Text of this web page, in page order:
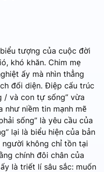
tượng của cuộc đời
khó khăn. Chim mẹ
ấy mà nhìn thẳng
đối diện. Điệp cấu trúc
/ và con tự sống” vừa
như niềm tin mạnh mẽ
sống” là yêu cầu của
lại là biểu hiện của bản
không chỉ tồn tại
chính đôi chân của
là triết lí sâu sắc: muốn